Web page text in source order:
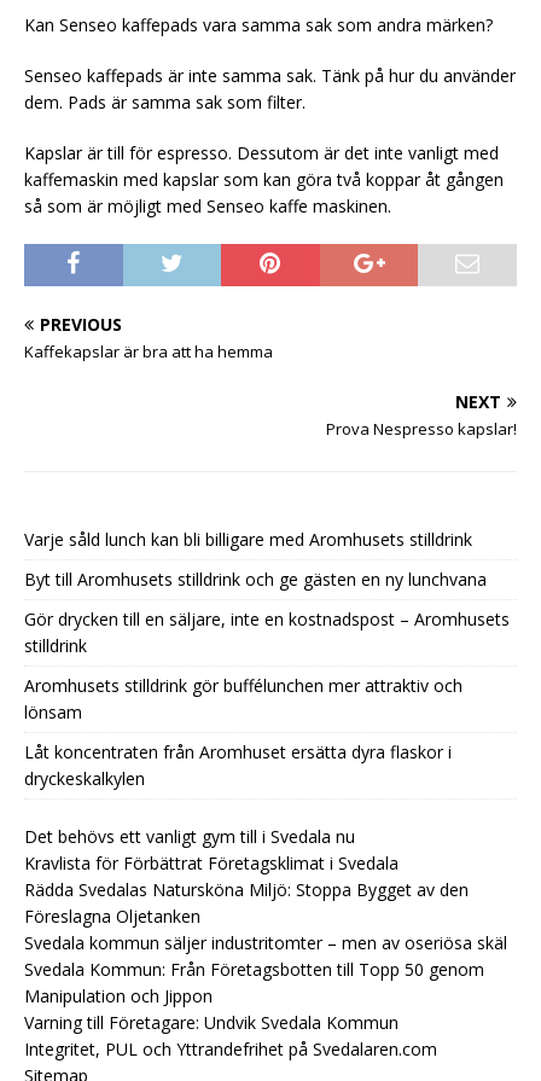
Kan Senseo kaffepads vara samma sak som andra märken?
Senseo kaffepads är inte samma sak. Tänk på hur du använder
dem. Pads är samma sak som filter.
Kapslar är till för espresso. Dessutom är det inte vanligt med
kaffemaskin med kapslar som kan göra två koppar åt gången
så som är möjligt med Senseo kaffe maskinen.
PREVIOUS
Kaffekapslar är bra att ha hemma
NEXT
Prova Nespresso kapslar!
Varje såld lunch kan bli billigare med Aromhusets stilldrink
Byt till Aromhusets stilldrink och ge gästen en ny lunchvana
Gör drycken till en säljare, inte en kostnadspost – Aromhusets
stilldrink
Aromhusets stilldrink gör buffélunchen mer attraktiv och
lönsam
Låt koncentraten från Aromhuset ersätta dyra flaskor i
dryckeskalkylen
Det behövs ett vanligt gym till i Svedala nu
Kravlista för Förbättrat Företagsklimat i Svedala
Rädda Svedalas Natursköna Miljö: Stoppa Bygget av den
Föreslagna Oljetanken
Svedala kommun säljer industritomter – men av oseriösa skäl
Svedala Kommun: Från Företagsbotten till Topp 50 genom
Manipulation och Jippon
Varning till Företagare: Undvik Svedala Kommun
Integritet, PUL och Yttrandefrihet på Svedalaren.com
Sitemap